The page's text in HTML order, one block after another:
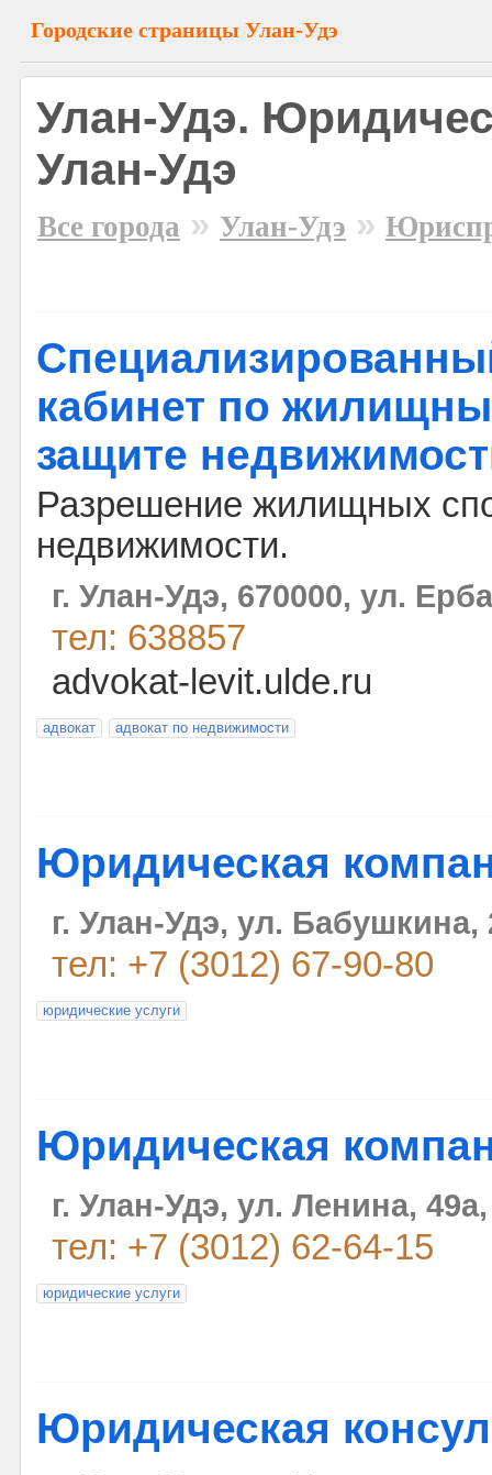
Городские страницы Улан-Удэ
Улан-Удэ.
Улан-Удэ
Все города » Улан-Удэ »
кабинет по
защите
Разрешение жилищных
недвижимости.
г. Улан-Удэ, 670000, ул.
тел: 638857
advokat-levit.ulde.ru
адвокат адвокат по недвижимости
Юридическая
г. Улан-Удэ, ул.
тел: +7 (3012) 67-90-80
юридические услуги
Юридическая
г. Улан-Удэ, ул. Ленина,
тел: +7 (3012) 62-64-15
юридические услуги
Юридическая